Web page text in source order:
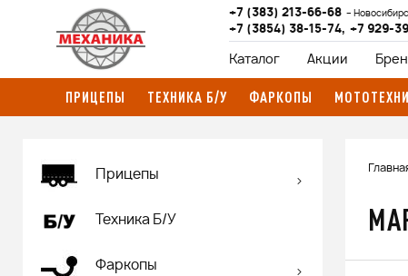
+7 (383) 213-66-68
+7 (3854) 38-15-74, +7 929-
Каталог Акции
ПРИЦЕПЫ ТЕХНИКА Б/У ФАРКОПЫ
Прицепы
Техника Б/У
Фаркопы